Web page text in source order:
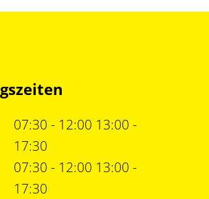
07:30 - 12:00 13:00 -
17:30
07:30 - 12:00 13:00 -
17:30